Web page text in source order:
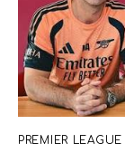
PREMIER LEAGUE